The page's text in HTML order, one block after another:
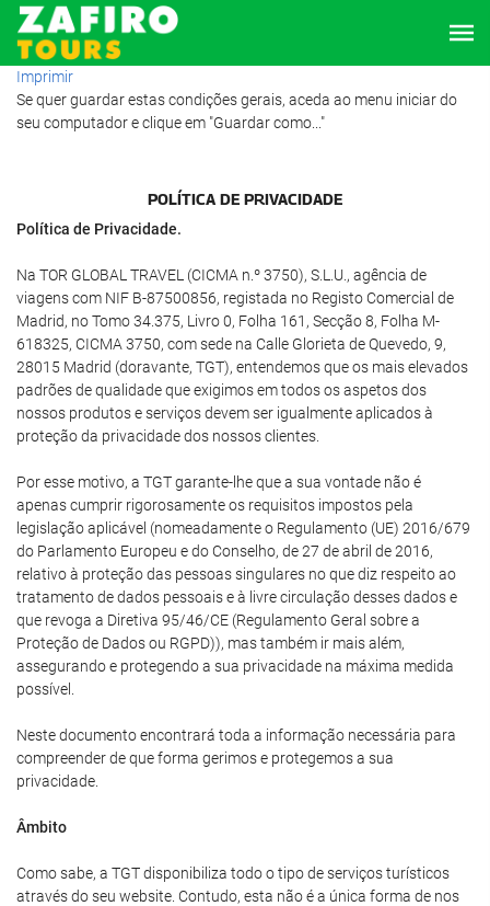
Imprimir
Se quer guardar estas condições gerais, aceda ao menu iniciar do
seu computador e clique em "Guardar como..."
POLÍ­TICA DE PRIVACIDADE
Política de Privacidade.
Na TOR GLOBAL TRAVEL (CICMA n.º 3750), S.L.U., agência de
viagens com NIF B-87500856, registada no Registo Comercial de
Madrid, no Tomo 34.375, Livro 0, Folha 161, Secção 8, Folha M-
618325, CICMA 3750, com sede na Calle Glorieta de Quevedo, 9,
28015 Madrid (doravante, TGT), entendemos que os mais elevados
padrões de qualidade que exigimos em todos os aspetos dos
nossos produtos e serviços devem ser igualmente aplicados à
proteção da privacidade dos nossos clientes.
Por esse motivo, a TGT garante-lhe que a sua vontade não é
apenas cumprir rigorosamente os requisitos impostos pela
legislação aplicável (nomeadamente o Regulamento (UE) 2016/679
do Parlamento Europeu e do Conselho, de 27 de abril de 2016,
relativo à proteção das pessoas singulares no que diz respeito ao
tratamento de dados pessoais e à livre circulação desses dados e
que revoga a Diretiva 95/46/CE (Regulamento Geral sobre a
Proteção de Dados ou RGPD)), mas também ir mais além,
assegurando e protegendo a sua privacidade na máxima medida
possível.
Neste documento encontrará toda a informação necessária para
compreender de que forma gerimos e protegemos a sua
privacidade.
Âmbito
Como sabe, a TGT disponibiliza todo o tipo de serviços turísticos
através do seu website. Contudo, esta não é a única forma de nos